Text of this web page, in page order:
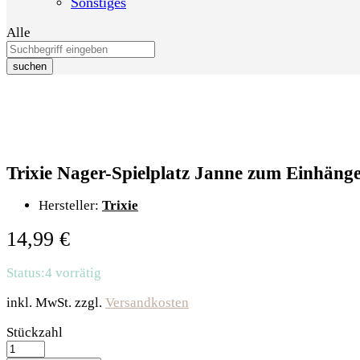
Alle
suchen
Trixie Nager-Spielplatz Janne zum
Hersteller: Trixie
14,99 €
Status:4 vorrätig
inkl. MwSt. zzgl. Versandkosten
Trixie
Nager-
Stückzahl